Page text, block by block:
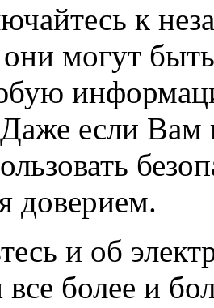
к
могут
если Вам
доверием.
и об
все более и